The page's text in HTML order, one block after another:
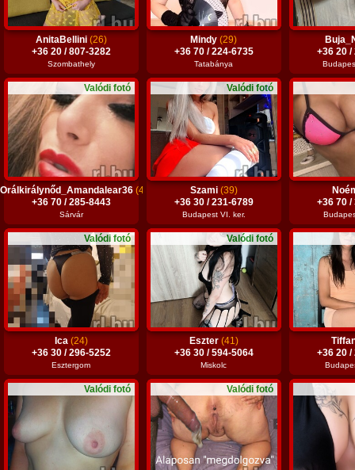
AnitaBellini (26)
+36 20 / 807-3282
Szombathely
Mindy(29)
+36 70 / 224-6735
Tatabánya
+36 20 /
Valódi fotó
Orálkirálynőd_Amandalear36 (42)
+36 70 / 285-8443
Sárvár
Valódi fotó
Szami (39)
+36 30 / 231-6789
Budapest VI. ker.
+36 70 /
Valódi fotó
Ica (24)
+36 30 / 296-5252
Esztergom
Valódi fotó
Eszter (41)
+36 30 / 594-5064
Miskolc
+36 20 /
Valódi fotó Valódi fotó